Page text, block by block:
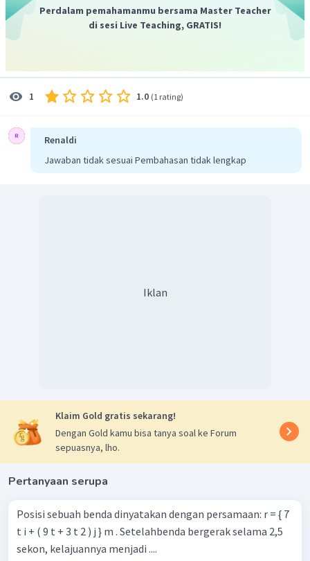
Perdalam pemahamanmu bersama Master Teacher
di sesi Live Teaching, GRATIS!
1 1.0 (1 rating)
Renaldi
Jawaban tidak sesuai Pembahasan tidak lengkap
Iklan
Klaim Gold gratis sekarang!
Dengan Gold kamu bisa tanya soal ke Forum
sepuasnya, lho.
Pertanyaan serupa
Posisi sebuah benda dinyatakan dengan persamaan: r = { 7
t i + ( 9 t + 3 t 2 ) j } m . Setelahbenda bergerak selama 2,5
sekon, kelajuannya menjadi ....